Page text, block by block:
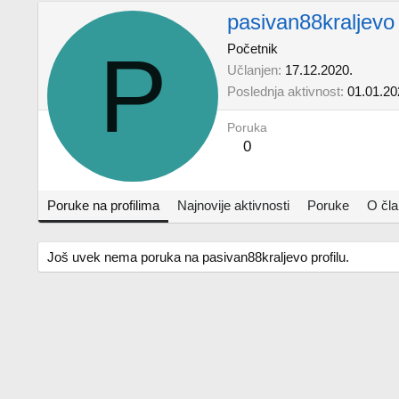
P
pasivan88kraljevo
Početnik
Učlanjen 17.12.2020.
Poslednja aktivnost
Poruka
0
Poruke na profilima Najnovije aktivnosti Poruke O
Još uvek nema poruka na pasivan88kraljevo profilu.